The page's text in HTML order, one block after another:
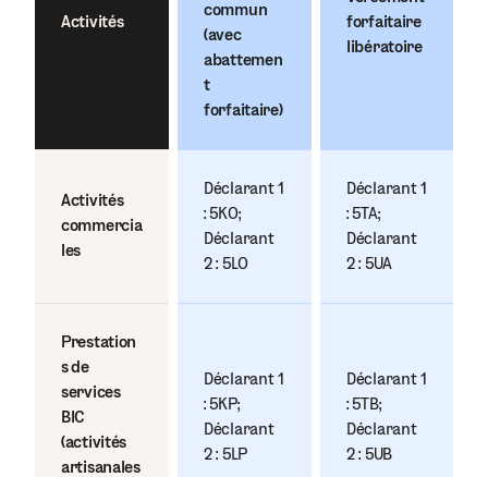
Activités
commun
(avec
abattemen
t
forfaitaire)
forfaitaire
libératoire
Activités
commercia
les
Déclarant 1
: 5KO ;
Déclarant
2 : 5LO
Déclarant 1
: 5TA ;
Déclarant
2 : 5UA
Prestation
s de
services
BIC
(activités
artisanales
Déclarant 1
: 5KP ;
Déclarant
2 : 5LP
Déclarant 1
: 5TB ;
Déclarant
2 : 5UB